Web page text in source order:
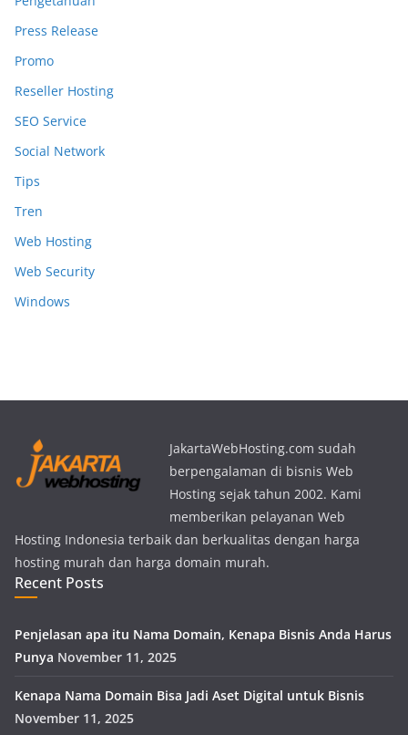
Press Release
Promo
Reseller Hosting
SEO Service
Social Network
Tips
Tren
Web Hosting
Web Security
Windows
JakartaWebHosting.com sudah
berpengalaman di bisnis Web
Hosting sejak tahun 2002. Kami
memberikan pelayanan Web
Hosting Indonesia terbaik dan berkualitas dengan harga
hosting murah dan harga domain murah.
Recent Posts
Penjelasan apa itu Nama Domain, Kenapa Bisnis Anda Harus
Punya November 11, 2025
Kenapa Nama Domain Bisa Jadi Aset Digital untuk Bisnis
November 11, 2025